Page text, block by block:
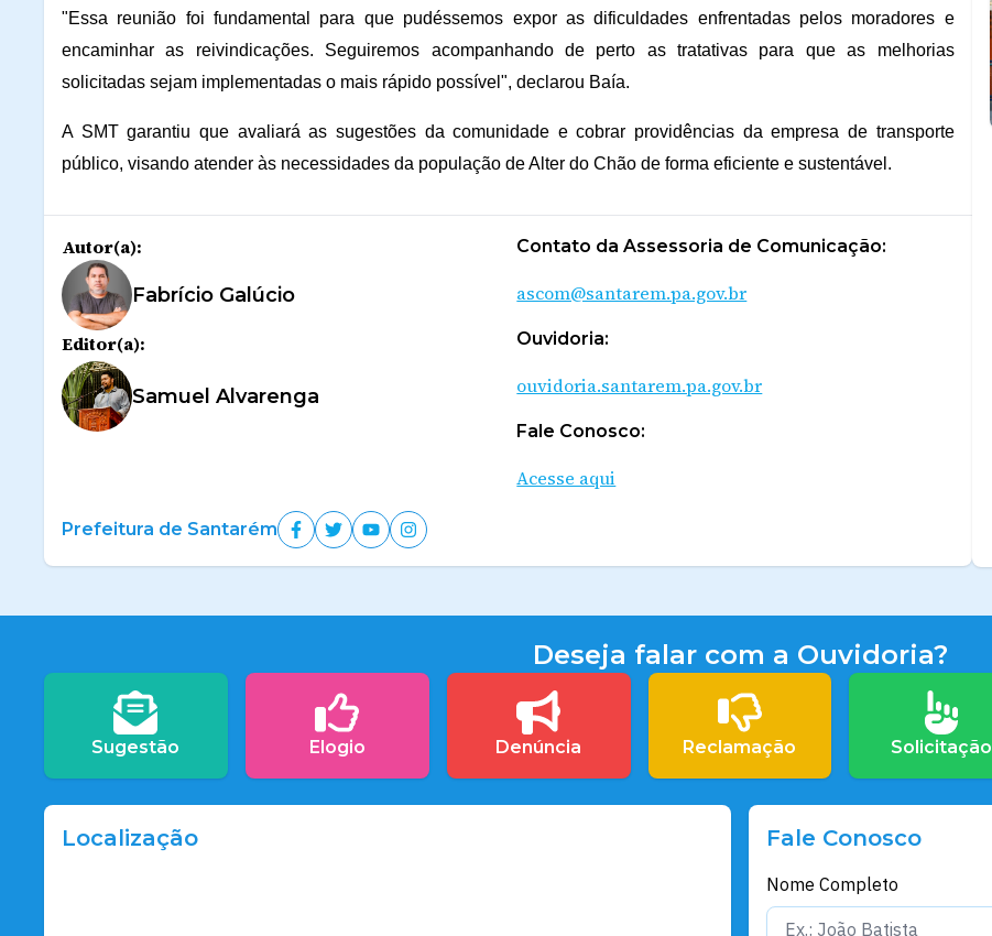
"Essa reunião foi fundamental para que pudéssemos expor as dificuldades enfrentadas pelos moradores e
encaminhar as reivindicações. Seguiremos acompanhando de perto as tratativas para que as melhorias
solicitadas sejam implementadas o mais rápido possível", declarou Baía.
A SMT garantiu que avaliará as sugestões da comunidade e cobrar providências da empresa de transporte
público, visando atender às necessidades da população de Alter do Chão de forma eficiente e sustentável.
Autor(a):
Fabrício Galúcio
Editor(a):
Samuel Alvarenga
Contato da Assessoria de Comunicação:
ascom@santarem.pa.gov.br
Ouvidoria:
ouvidoria.santarem.pa.gov.br
Fale Conosco:
Acesse aqui
Prefeitura de Santarém
Deseja falar com a Ouvidoria?
Sugestão Elogio Denúncia Reclamação Solicitação
Localização Fale Conosco
Nome Completo